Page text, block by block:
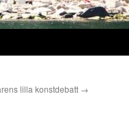
lilla konstdebatt →